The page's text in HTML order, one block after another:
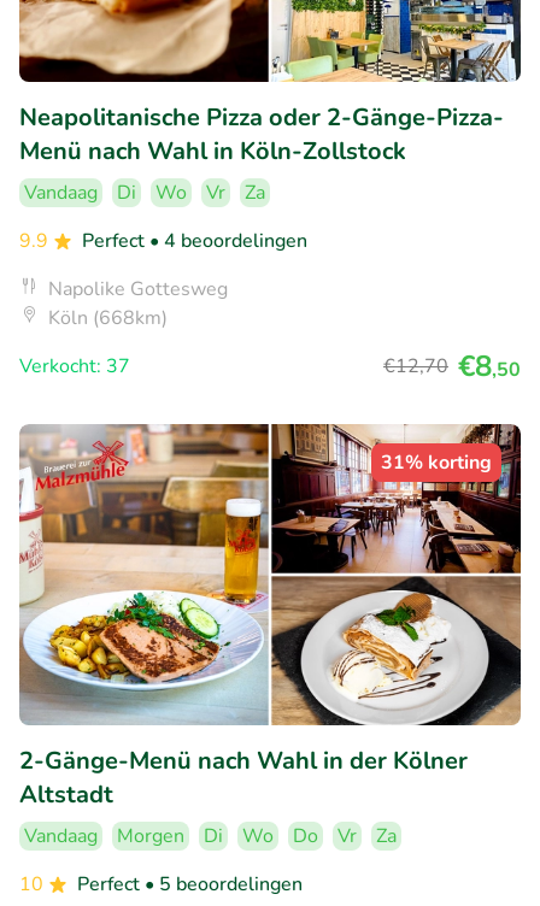
Neapolitanische Pizza oder 2-Gänge-Pizza-
Menü nach Wahl in Köln-Zollstock
Vandaag Di Wo Vr
Za
9.9
Perfect • 4 beoordelingen
Napolike Gottesweg
Köln (668km)
Verkocht: 37
€12,70 €8,50
31% korting
2-Gänge-Menü nach Wahl in der Kölner
Altstadt
Vandaag Morgen Di Wo Do Vr
Za
10
Perfect • 5 beoordelingen